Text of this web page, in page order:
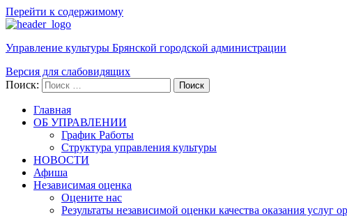
Перейти к содержимому
Управление культуры Брянской городской администрации
Версия для слабовидящих
Поиск:
Поиск
Главная
ОБ УПРАВЛЕНИИ
График Работы
Структура управления культуры
НОВОСТИ
Афиша
Независимая оценка
Оцените нас
Результаты независимой оценки качества оказания услуг